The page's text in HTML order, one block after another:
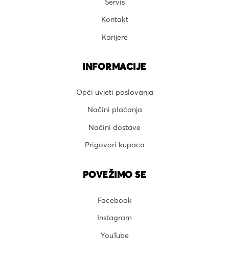
Servis
Kontakt
Karijere
INFORMACIJE
Opći uvjeti poslovanja
Načini plaćanja
Načini dostave
Prigovori kupaca
POVEŽIMO SE
Facebook
Instagram
YouTube